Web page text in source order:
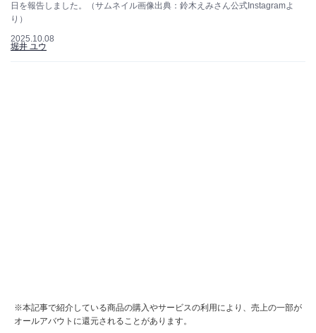
日を報告しました。（サムネイル画像出典：鈴木えみさん公式Instagramよ
り）
2025.10.08
堀井 ユウ
※本記事で紹介している商品の購入やサービスの利用により、売上の一部が
オールアバウトに還元されることがあります。